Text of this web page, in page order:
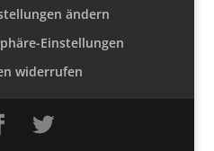
ändern
Einstellungen
widerrufen